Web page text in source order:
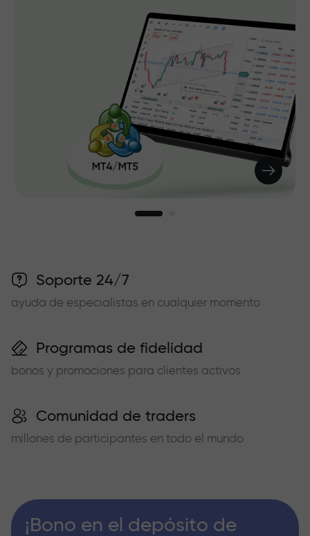
Soporte 24/7
ayuda de especialistas en cualquier momento
Programas de fidelidad
bonos y promociones para clientes activos
Comunidad de traders
millones de participantes en todo el mundo
¡Bono en el depósito de